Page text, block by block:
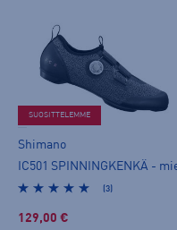
SUOSITTELEMME
Shimano
(3)
129,00 €